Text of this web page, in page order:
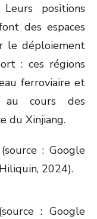
positions
des espaces
le déploiement
: ces régions
ferroviaire et
au cours des
du Xinjiang.
: Google